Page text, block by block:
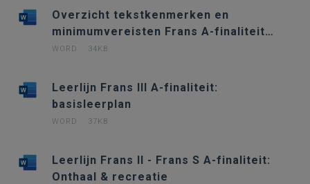
Overzicht tekstkenmerken en
minimumvereisten Frans A-finaliteit
3de graad
WORD 34KB
Leerlijn Frans III A-finaliteit:
basisleerplan
WORD 37KB
Leerlijn Frans II - Frans S A-finaliteit:
Onthaal & recreatie